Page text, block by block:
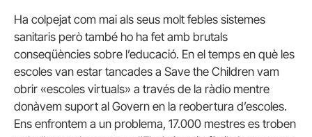
Ha colpejat com mai als seus molt febles sistemes
sanitaris però també ho ha fet amb brutals
conseqüències sobre l’educació. En el temps en què les
escoles van estar tancades a Save the Children vam
obrir «escoles virtuals» a través de la ràdio mentre
donàvem suport al Govern en la reobertura d’escoles.
Ens enfrontem a un problema, 17.000 mestres es troben